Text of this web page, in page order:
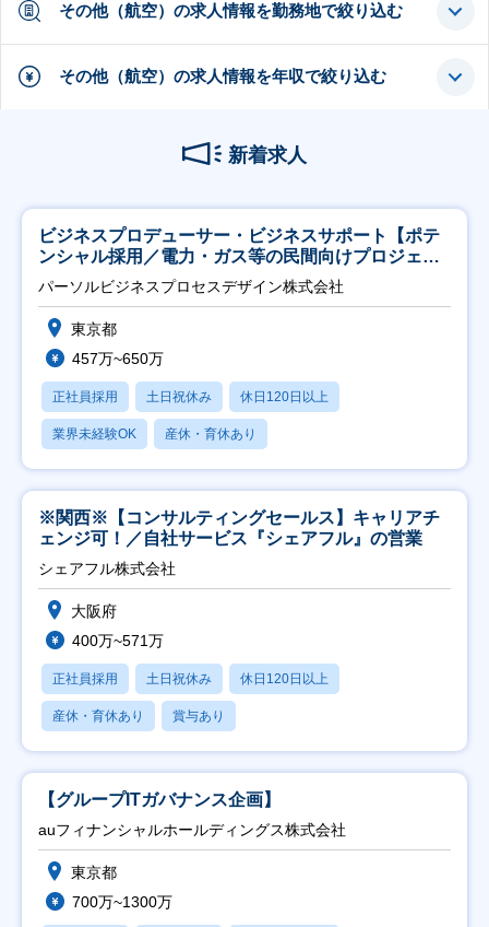
その他（航空）の求人情報を勤務地で絞り込む
その他（航空）の求人情報を年収で絞り込む
新着求人
ビジネスプロデューサー・ビジネスサポート【ポテ
ンシャル採用／電力・ガス等の民間向けプロジェク
ト推進】
パーソルビジネスプロセスデザイン株式会社
東京都
457万~650万
正社員採用 土日祝休み 休日120日以上
業界未経験OK 産休・育休あり
※関西※【コンサルティングセールス】キャリアチ
ェンジ可！／自社サービス『シェアフル』の営業
シェアフル株式会社
大阪府
400万~571万
正社員採用 土日祝休み 休日120日以上
産休・育休あり 賞与あり
【グループITガバナンス企画】
auフィナンシャルホールディングス株式会社
東京都
700万~1300万